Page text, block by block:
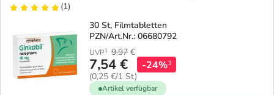
(1)
30 St, Filmtabletten
PZN/Art.Nr.: 06680792
UVP1 9,97 €
7,54 €
(0,25 €/1 St)
-24%3
Artikel verfügbar